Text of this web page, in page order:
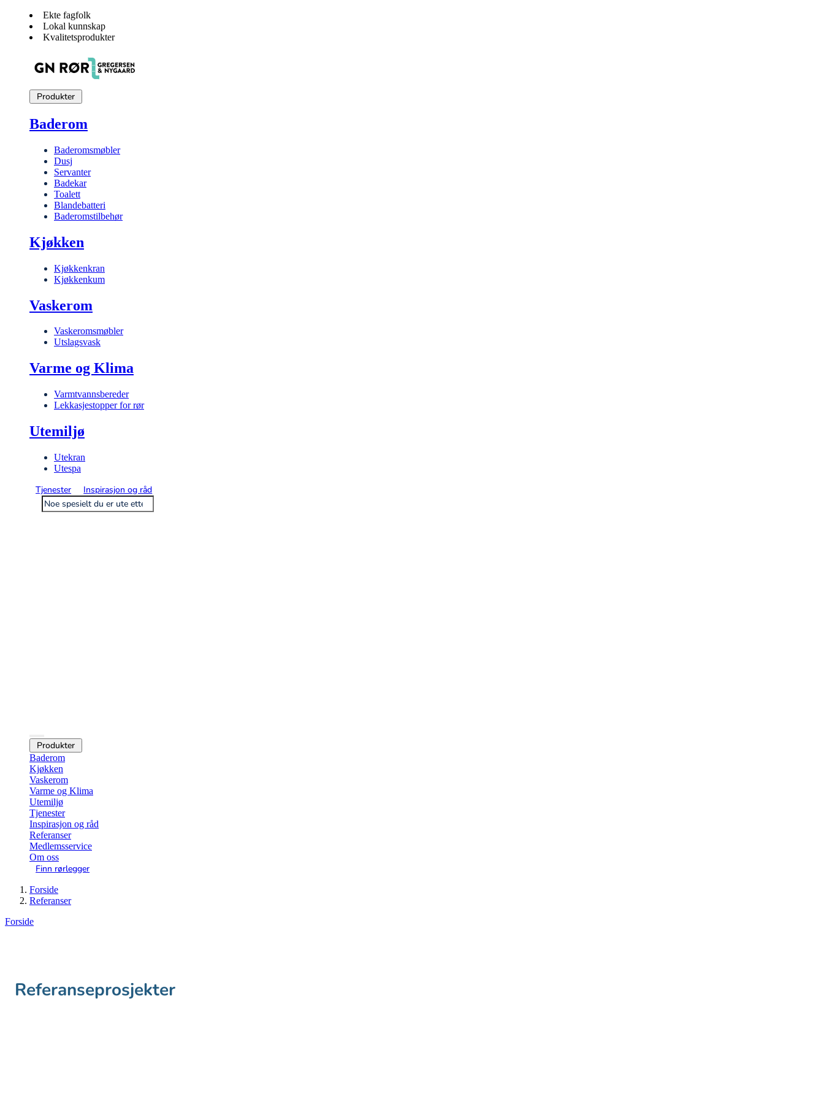
Ekte fagfolk
Lokal kunnskap
Kvalitetsprodukter
Produkter
Baderom
Baderomsmøbler
Dusj
Servanter
Badekar
Toalett
Blandebatteri
Baderomstilbehør
Kjøkken
Kjøkkenkran
Kjøkkenkum
Vaskerom
Vaskeromsmøbler
Utslagsvask
Varme og Klima
Varmtvannsbereder
Lekkasjestopper for rør
Utemiljø
Utekran
Utespa
Tjenester Inspirasjon og råd
Produkter
Baderom
Kjøkken
Vaskerom
Varme og Klima
Utemiljø
Tjenester
Inspirasjon og råd
Referanser
Medlemsservice
Om oss
Finn rørlegger
Forside
Referanser
Forside
Referanseprosjekter